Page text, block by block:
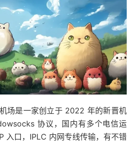
场是一家创立于 2022 年的新晋机
协议，国内有多个电信运
入口，IPLC 内网专线传输，有不错